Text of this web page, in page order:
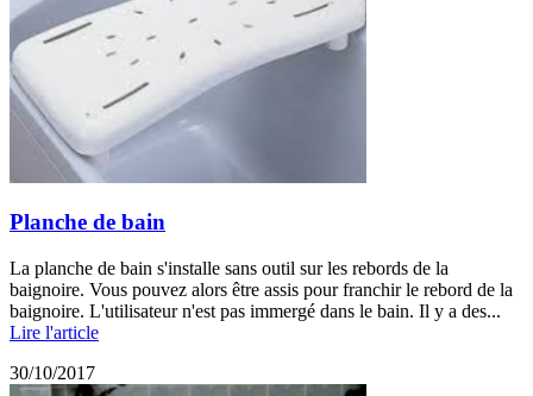
Planche de bain
La planche de bain s'installe sans outil sur les rebords de la
baignoire. Vous pouvez alors être assis pour franchir le rebord de la
baignoire. L'utilisateur n'est pas immergé dans le bain. Il y a des...
Lire l'article
30/10/2017